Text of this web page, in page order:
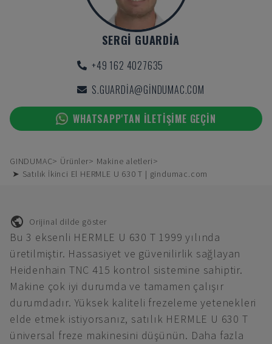
SERGI GUARDIA
+49 162 4027635
S.GUARDIA@GINDUMAC.COM
WHATSAPP'TAN ILETIŞIME GEÇIN
GINDUMAC Ürünler
Makine aletleri
➤ Satılık İkinci El HERMLE U 630 T | gindumac.com
Orijinal dilde göster
Bu 3 eksenli HERMLE U 630 T 1999 yılında
üretilmiştir. Hassasiyet ve güvenilirlik sağlayan
Heidenhain TNC 415 kontrol sistemine sahiptir.
Makine çok iyi durumda ve tamamen çalışır
durumdadır. Yüksek kaliteli frezeleme yetenekleri
elde etmek istiyorsanız, satılık HERMLE U 630 T
üniversal freze makinesini düşünün. Daha fazla